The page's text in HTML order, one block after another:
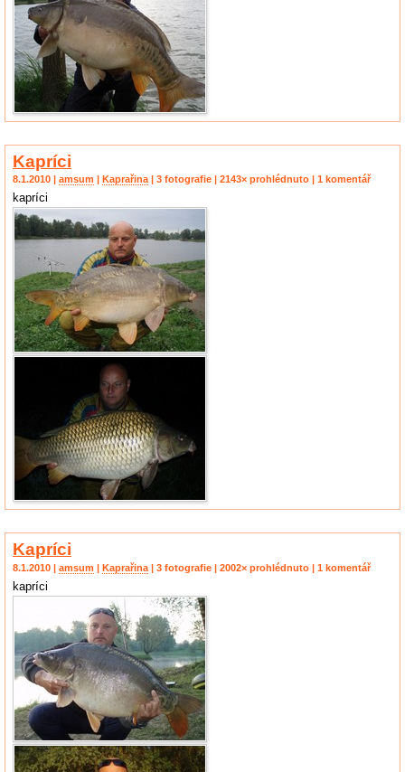
Kapríci
8.1.2010 | amsum | Kaprařina | 3 fotografie | 2143× prohlédnuto | 1 komentář
kapríci
Kapríci
8.1.2010 | amsum | Kaprařina | 3 fotografie | 2002× prohlédnuto | 1 komentář
kapríci